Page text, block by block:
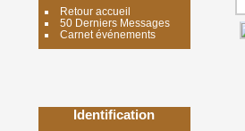
Retour accueil
50 Derniers Messages
Carnet événements
Identification